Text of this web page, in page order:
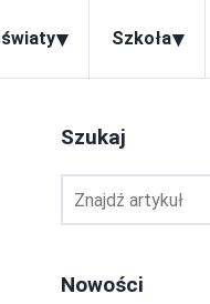
▾ Szkoła▾
Szukaj
Nowości